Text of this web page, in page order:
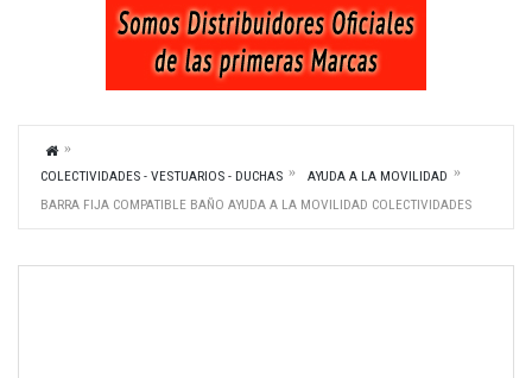
COLECTIVIDADES - VESTUARIOS - DUCHAS
AYUDA A LA MOVILIDAD
BARRA FIJA COMPATIBLE BAÑO AYUDA A LA MOVILIDAD COLECTIVIDADES